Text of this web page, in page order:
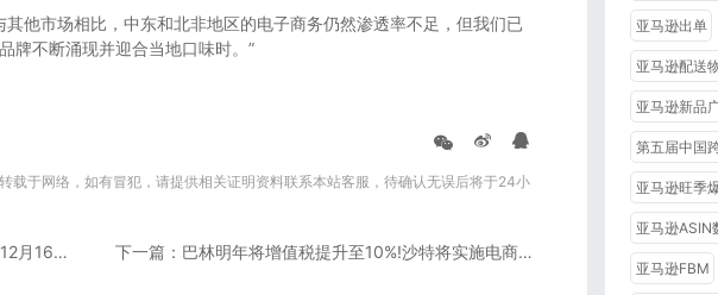
市场相比，中东和北非地区的电子商务仍然渗透率不足，但我们已
牌不断涌现并迎合当地口味时。”
载于网络，如有冒犯，请提供相关证明资料联系本站客服，待确认无误后将于24小
上一篇：好消息！亚马逊回款周期缩短到3天！12月16号实行！ 下一篇：巴林明年将增值税提升至10%!沙特将实施电商强制性要求!双十二是Noon成立三周年纪念日!
亚马逊出单
亚马逊配送
亚马逊新品
第五届中国
亚马逊旺季
亚马逊ASIN
亚马逊FBM